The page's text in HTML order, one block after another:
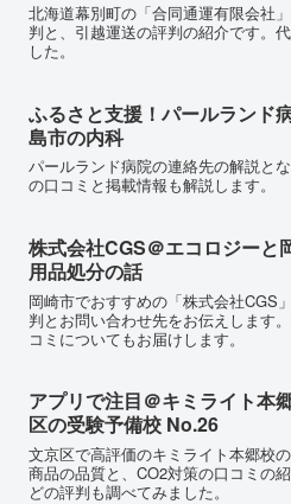
北海道幕別町の「合同通運有限会社
判と、引越運送の評判の紹介です。
した。
ふるさと支援！パールランド
島市の内科
パールランド病院の連絡先の解説と
の口コミと掲載情報も解説します。
株式会社CGS＠エコロジーと
用品処分の話
岡崎市でおすすめの「株式会社CGS
判とお問い合わせ先をお伝えします
コミについてもお届けします。
アプリで注目＠キミライト本
区の受験予備校 No.26
文京区で高評価のキミライト本郷校
商品の品質と、CO2対策の口コミの
どの評判も調べてみました。